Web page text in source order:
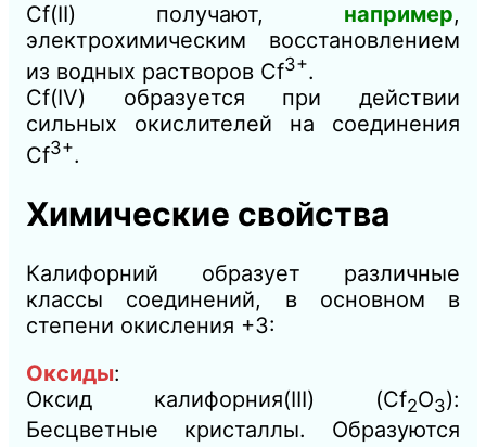
Cf(II) получают, например,
электрохимическим восстановлением
из водных растворов Cf3+.
Cf(IV) образуется при действии
сильных окислителей на соединения
Cf3+.
Химические свойства
Калифорний образует различные
классы соединений, в основном в
степени окисления +3:
Оксиды:
Оксид калифорния(III) (Cf2O3):
Бесцветные кристаллы. Образуются